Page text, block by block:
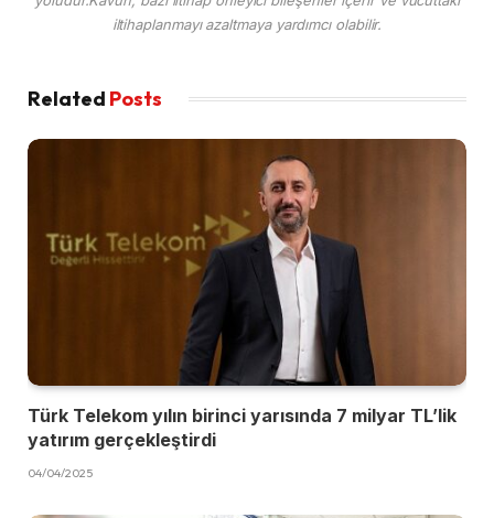
iltihaplanmayı azaltmaya yardımcı olabilir.
Related Posts
Türk Telekom yılın birinci yarısında 7 milyar TL’lik
yatırım gerçekleştirdi
04/04/2025